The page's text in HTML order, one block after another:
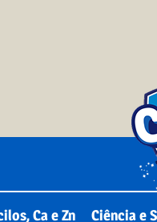
Ca e Zn Ciência e